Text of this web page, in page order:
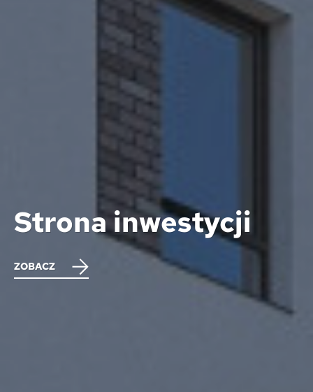
Strona inwestycji
ZOBACZ